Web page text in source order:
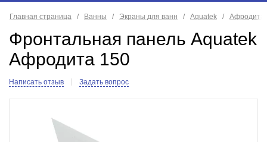
Главная страница Ванны Экраны для ванн Aquatek Афродита
Фронтальная панель Aquatek
Афродита 150
Написать отзыв Задать вопрос